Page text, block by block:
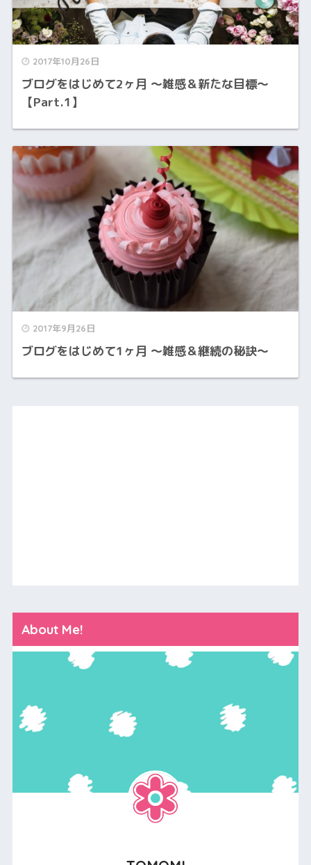
2017年10月26日
ブログをはじめて2ヶ月 ～雑感＆新たな目標～
【Part.1】
2017年9月26日
ブログをはじめて1ヶ月 ～雑感＆継続の秘訣～
About Me!